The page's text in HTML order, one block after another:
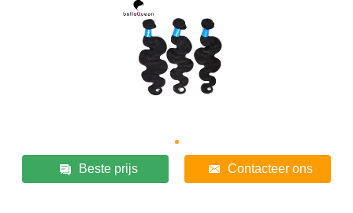
Beste prijs Contacteer ons